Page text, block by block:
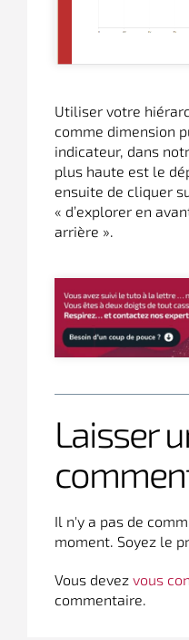
Utiliser votre
comme dimension
indicateur, dans
plus haute est le
ensuite de cliquer
« d’explorer en
arrière ».
Laisser
Il n'y a pas de
moment. Soyez le
Vous devez vous
commentaire.